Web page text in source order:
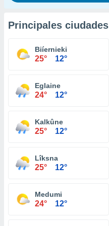
Principales ciudades
Biíernieki
25° 12°
Eglaine
24° 12°
Kalkûne
25° 12°
Lîksna
25° 12°
Medumi
24° 12°